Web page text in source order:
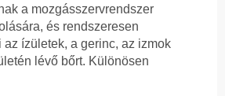
a mozgásszervrendszer
és rendszeresen
az ízületek, a gerinc, az izmok
lévő bőrt. Különösen